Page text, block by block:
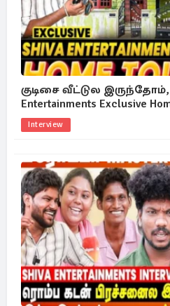
குடிசை வீட்டுல
Entertainments Exclusive
Interview